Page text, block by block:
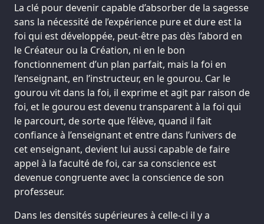
La clé pour devenir capable d’absorber de la sagesse
sans la nécessité de l’expérience pure et dure est la
foi qui est développée, peut-être pas dès l’abord en
le Créateur ou la Création, ni en le bon
fonctionnement d’un plan parfait, mais la foi en
l’enseignant, en l’instructeur, en le gourou. Car le
gourou vit dans la foi, il exprime et agit par raison de
foi, et le gourou est devenu transparent à la foi qui
le parcourt, de sorte que l’élève, quand il fait
confiance à l’enseignant et entre dans l’univers de
cet enseignant, devient lui aussi capable de faire
appel à la faculté de foi, car sa conscience est
devenue congruente avec la conscience de son
professeur.
Dans les densités supérieures à celle-ci il y a